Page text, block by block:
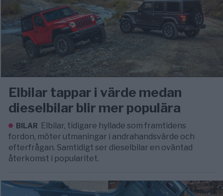
Elbilar tappar i värde medan
dieselbilar blir mer populära
BILAR Elbilar, tidigare hyllade som framtidens
fordon, möter utmaningar i andrahandsvärde och
efterfrågan. Samtidigt ser dieselbilar en oväntad
återkomst i popularitet.